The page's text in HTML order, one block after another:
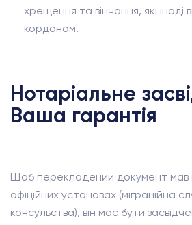
хрещення та вінчання, які іноді
кордоном.
Нотаріальне
Ваша гарантія
Щоб перекладений документ мав
офіційних установах (міграційна
консульства), він має бути